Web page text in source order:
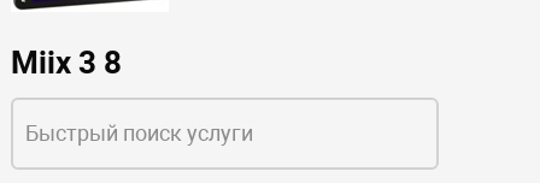
Miix 3 8